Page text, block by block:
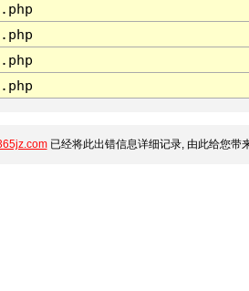
已经将此出错信息详细记录, 由此给您带